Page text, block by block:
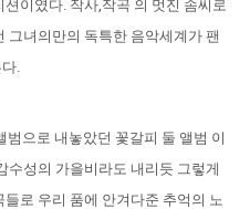
이였다. 작사,작곡 의 멋진 솜씨로
그녀의만의 독특한 음악세계가 팬
.
범으로 내놓았던 꽃갈피 둘 앨범 이
수성의 가을비라도 내리듯 그렇게
로 우리 품에 안겨다준 추억의 노